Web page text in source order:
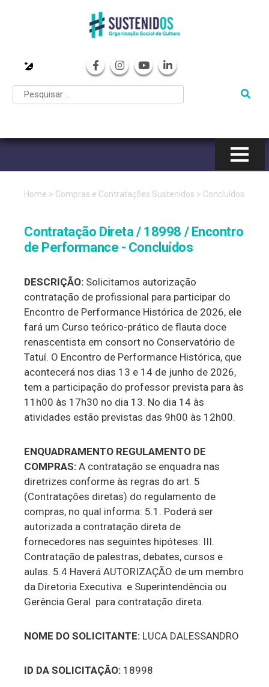
Pular
o
Home > Compras e Contratações Sustenidos > Concluídos
Contratação Direta / 18998 / Encontro
de Performance - Concluídos
DESCRIÇÃO: Solicitamos autorização
contratação de profissional para participar do
Encontro de Performance Histórica de 2026, ele
fará um Curso teórico-prático de flauta doce
renascentista em consort no Conservatório de
Tatuí. O Encontro de Performance Histórica, que
acontecerá nos dias 13 e 14 de junho de 2026,
tem a participação do professor prevista para às
11h00 às 17h30 no dia 13. No dia 14 às
atividades estão previstas das 9h00 às 12h00.
ENQUADRAMENTO REGULAMENTO DE
COMPRAS: A contratação se enquadra nas
diretrizes conforme às regras do art. 5
(Contratações diretas) do regulamento de
compras, no qual informa: 5.1. Poderá ser
autorizada a contratação direta de
fornecedores nas seguintes hipóteses: III.
Contratação de palestras, debates, cursos e
aulas. 5.4 Haverá AUTORIZAÇÃO de um membro
da Diretoria Executiva e Superintendência ou
Gerência Geral para contratação direta.
NOME DO SOLICITANTE: LUCA DALESSANDRO
ID DA SOLICITAÇÃO: 18998